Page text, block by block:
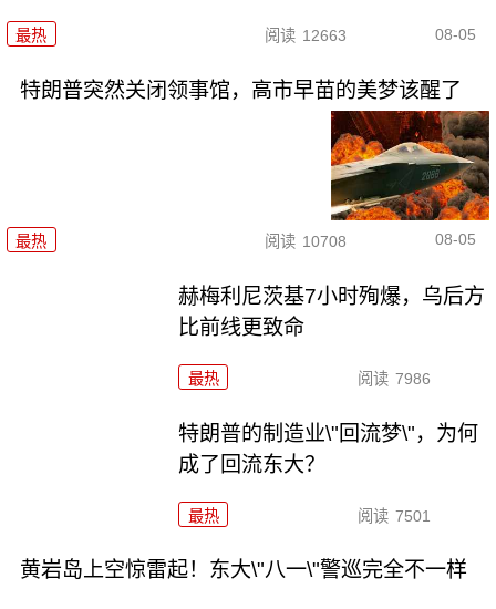
最热 阅读 12663 08-05
特朗普突然关闭领事馆，高市早苗的美梦该醒了
最热 阅读 10708 08-05
赫梅利尼茨基7小时殉爆，乌后方
比前线更致命
最热 阅读 7986
特朗普的制造业\"回流梦\"，为何
成了回流东大？
最热 阅读 7501
黄岩岛上空惊雷起！东大\"八一\"警巡完全不一样